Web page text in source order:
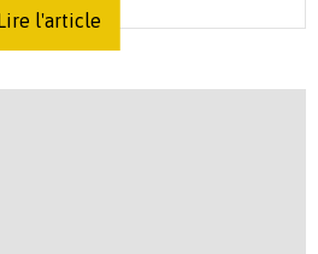
l'article